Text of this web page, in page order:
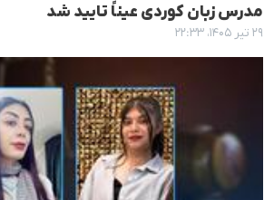
مدرس زبان کوردی عیناً تایید شد
۲۹ تیر ۱۴۰۵، ۲۲:۳۳